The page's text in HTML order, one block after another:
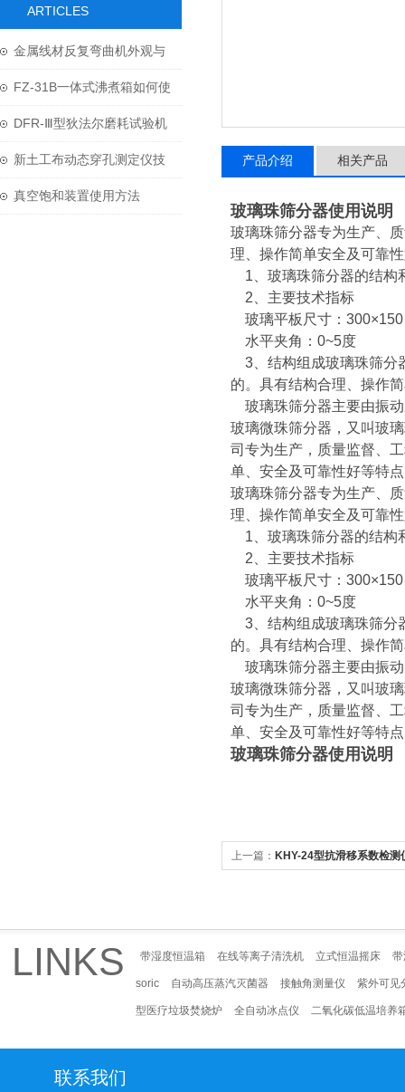
ARTICLES
金属线材反复弯曲机外观与
结构
FZ-31B一体式沸煮箱如何使
用与维护？
DFR-Ⅲ型狄法尔磨耗试验机
技术参数
新土工布动态穿孔测定仪技
术参数
真空饱和装置使用方法
产品介绍 相关产品
玻璃珠筛分器使用说明
玻璃珠筛分器专为生产、
理、操作简单安全及可靠
1、玻璃珠筛分器的结构
2、主要技术指标
玻璃平板尺寸：300×150
水平夹角：0~5度
3、结构组成玻璃珠筛分
的。具有结构合理、操作
玻璃珠筛分器主要由振
玻璃微珠筛分器，又叫玻
司专为生产，质量监督、
单、安全及可靠性好等特
玻璃珠筛分器专为生产、
理、操作简单安全及可靠
1、玻璃珠筛分器的结构
2、主要技术指标
玻璃平板尺寸：300×150
水平夹角：0~5度
3、结构组成玻璃珠筛分
的。具有结构合理、操作
玻璃珠筛分器主要由振
玻璃微珠筛分器，又叫玻
司专为生产，质量监督、
单、安全及可靠性好等特
玻璃珠筛分器使用说明
上一篇： KHY-24型抗滑移系数检测
LINKS 带湿度恒温箱 在线等离子清洗机 立式恒温摇床
soric 自动高压蒸汽灭菌器 接触角测量仪 紫外可见
型医疗垃圾焚烧炉 全自动冰点仪 二氧化碳低温培养
联系我们